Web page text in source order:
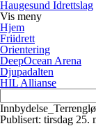
Haugesund Idrettslag
Vis meny
Hjem
Friidrett
Orientering
DeepOcean Arena
Djupadalten
HIL Allianse
Søk
etter:
Publisert: tirsdag 25.